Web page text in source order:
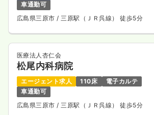
車通勤可
広島県三原市 / 三原駅（ＪＲ呉線） 徒歩5分
医療法人杏仁会
松尾内科病院
エージェント求人 110床
電子カルテ
車通勤可
広島県三原市 / 三原駅（ＪＲ呉線） 徒歩5分